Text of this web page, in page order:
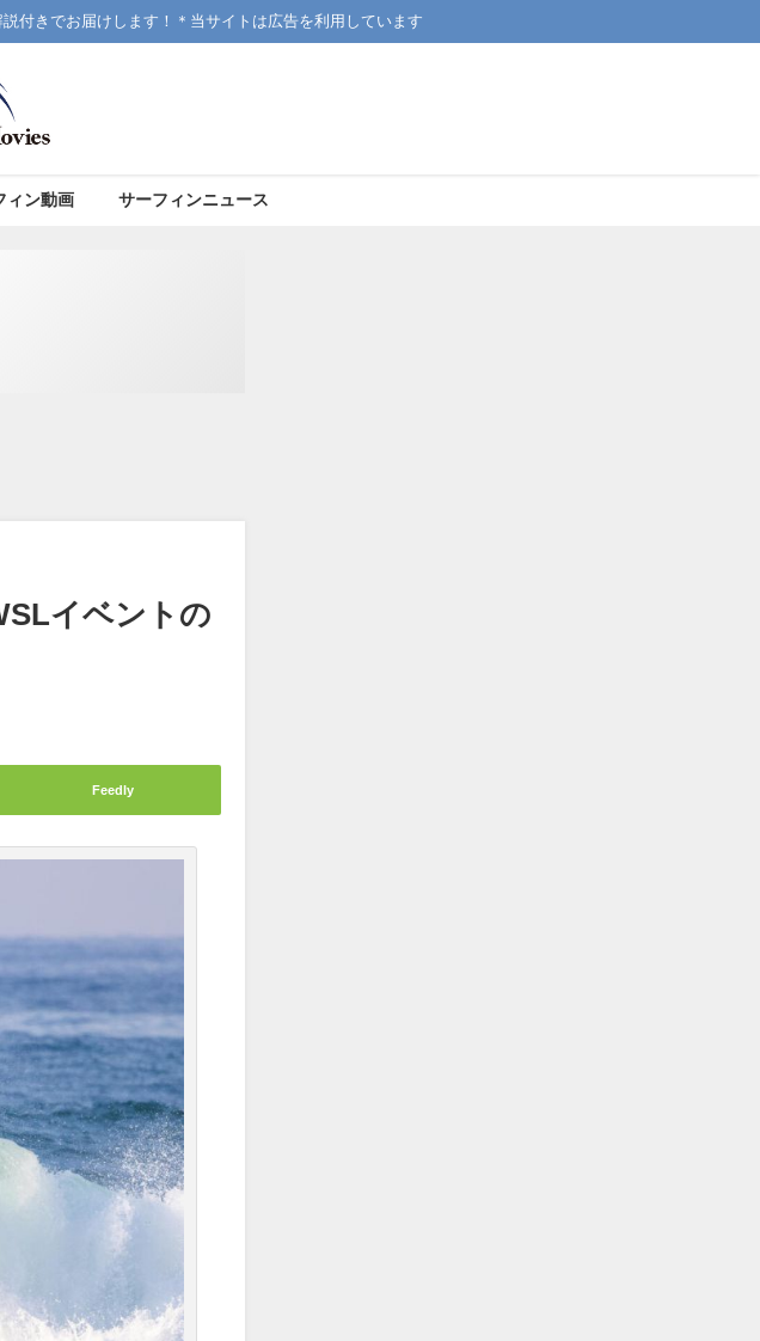
付きでお届けします！＊当サイトは広告を利用しています
ィン動画 サーフィンニュース
イベントの
Feedly